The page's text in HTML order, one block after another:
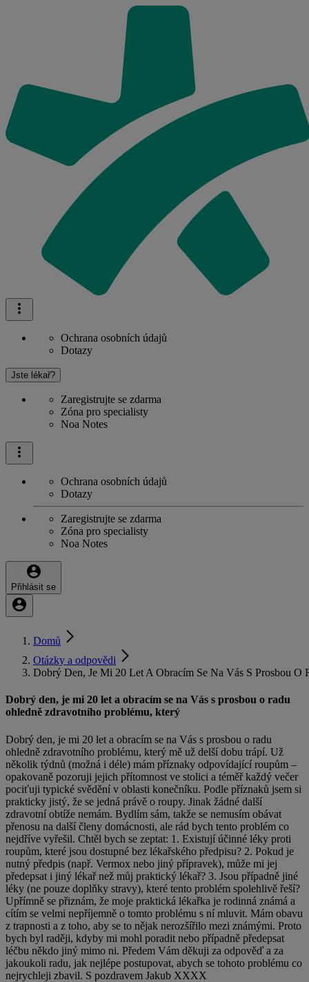
Ochrana osobních údajů
Dotazy
Jste lékař?
Zaregistrujte se zdarma
Zóna pro specialisty
Noa Notes
Ochrana osobních údajů
Dotazy
Zaregistrujte se zdarma
Zóna pro specialisty
Noa Notes
Přihlásit se
Domů
Otázky a odpovědi
Dobrý Den, Je Mi 20 Let A Obracím Se Na Vás S Prosbou O
Dobrý den, je mi 20 let a obracím se na Vás s prosbou o radu
ohledně zdravotního problému, který
Dobrý den, je mi 20 let a obracím se na Vás s prosbou o radu
ohledně zdravotního problému, který mě už delší dobu trápí. Už
několik týdnů (možná i déle) mám příznaky odpovídající roupům –
opakovaně pozoruji jejich přítomnost ve stolici a téměř každý večer
pociťuji typické svědění v oblasti konečníku. Podle příznaků jsem si
prakticky jistý, že se jedná právě o roupy. Jinak žádné další
zdravotní obtíže nemám. Bydlím sám, takže se nemusím obávat
přenosu na další členy domácnosti, ale rád bych tento problém co
nejdříve vyřešil. Chtěl bych se zeptat: 1. Existují účinné léky proti
roupům, které jsou dostupné bez lékařského předpisu? 2. Pokud je
nutný předpis (např. Vermox nebo jiný přípravek), může mi jej
předepsat i jiný lékař než můj praktický lékař? 3. Jsou případně jiné
léky (ne pouze doplňky stravy), které tento problém spolehlivě řeší?
Upřímně se přiznám, že moje praktická lékařka je rodinná známá a
cítím se velmi nepříjemně o tomto problému s ní mluvit. Mám obavu
z trapnosti a z toho, aby se to nějak nerozšířilo mezi známými. Proto
bych byl raději, kdyby mi mohl poradit nebo případně předepsat
léčbu někdo jiný mimo ni. Předem Vám děkuji za odpověď a za
jakoukoli radu, jak nejlépe postupovat, abych se tohoto problému co
nejrychleji zbavil. S pozdravem Jakub XXXX